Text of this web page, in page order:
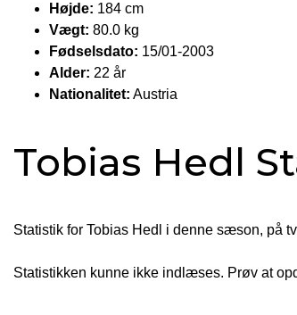
Højde: 184 cm
Vægt: 80.0 kg
Fødselsdato: 15/01-2003
Alder: 22 år
Nationalitet: Austria
Tobias Hedl
Statistik for Tobias Hedl i denne sæson, på
Statistikken kunne ikke indlæses. Prøv at